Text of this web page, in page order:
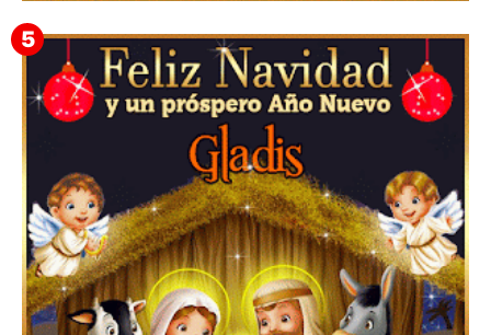
Feliz Navidad y próspero Año Nuevo Edmunda